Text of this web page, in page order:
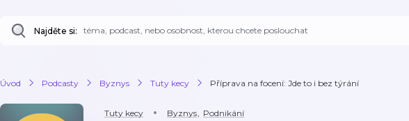
Najděte si:
Úvod Podcasty Byznys Tuty kecy Příprava na focení: Jde to i bez týrání
Tuty kecy Byznys, Podnikání